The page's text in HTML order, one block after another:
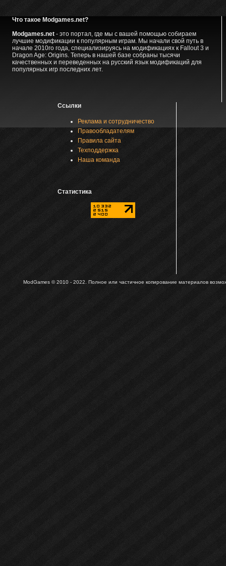
Что такое Modgames.net?
Modgames.net- это портал, где мы с вашей помощью собираем
лучшие модификации к популярным играм. Мы начали свой путь в
начале 2010го года, специализируясь на модификациях к Fallout 3 и
Dragon Age: Origins. Теперь в нашей базе собраны тысячи
качественных и переведенных на русский язык модификаций для
популярных игр последних лет.
Ссылки
Реклама и сотрудничество
Правообладателям
Правила сайта
Техподдержка
Наша команда
Статистика
ModGames © 2010 - 2022. Полное или частичное копирование материалов